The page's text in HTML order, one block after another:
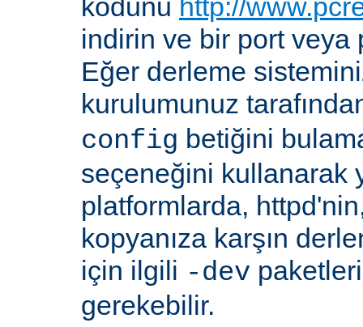
kodunu http://
indirin ve bir port veya
Eğer derleme
kurulumunuz
config betiğini
seçeneğini kullanarak
platformlarda,
kopyanıza karşın
için ilgili -dev
gerekebilir.